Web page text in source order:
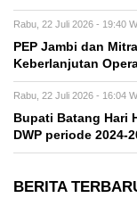
Rabu, 22 Juli 2026 - 19:40
PEP Jambi dan
Keberlanjutan
Rabu, 22 Juli 2026 - 16:04
Bupati Batang Hari
DWP periode 2024-
BERITA